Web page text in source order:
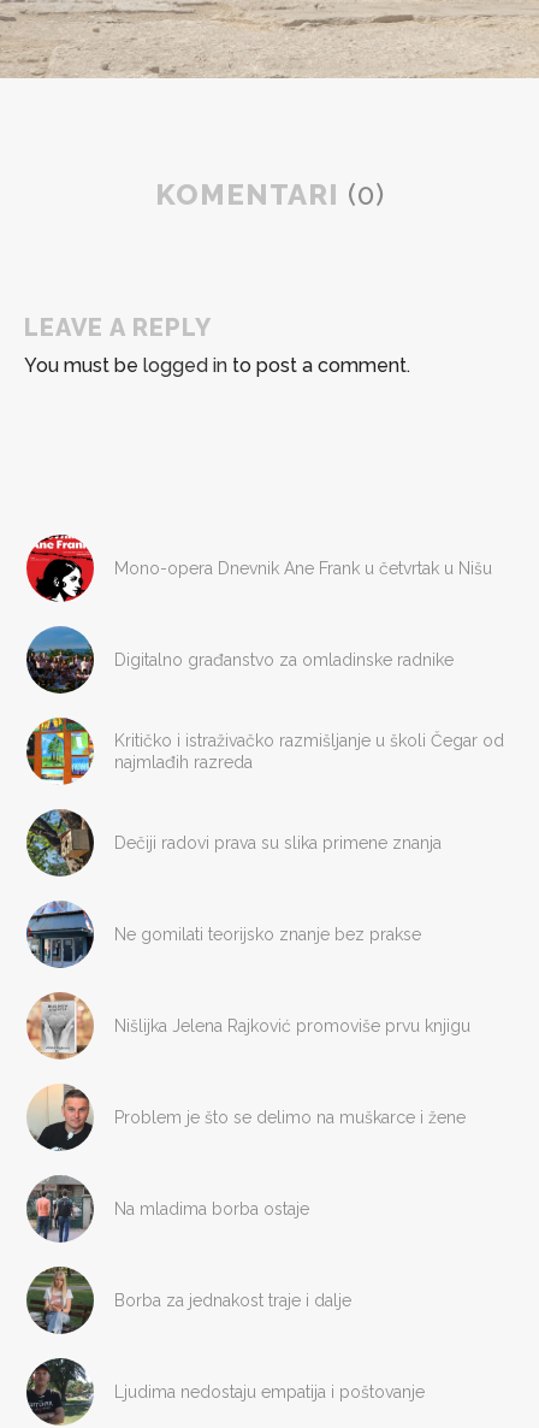
KOMENTARI (0)
LEAVE A REPLY
You must be logged in to post a comment.
Mono-opera Dnevnik Ane Frank u četvrtak u Nišu
Digitalno građanstvo za omladinske radnike
Kritičko i istraživačko razmišljanje u školi Čegar od
najmlađih razreda
Dečiji radovi prava su slika primene znanja
Ne gomilati teorijsko znanje bez prakse
Nišlijka Jelena Rajković promoviše prvu knjigu
Problem je što se delimo na muškarce i žene
Na mladima borba ostaje
Borba za jednakost traje i dalje
Ljudima nedostaju empatija i poštovanje